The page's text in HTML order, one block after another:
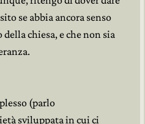
se abbia ancora senso
chiesa, e che non sia
(parlo
sviluppata in cui ci